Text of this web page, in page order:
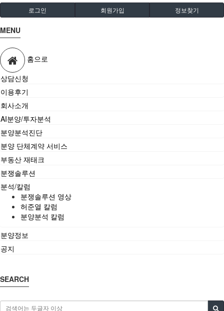
로그인 회원가입 정보찾기
MENU
홈으로
상담신청
이용후기
회사소개
AI분양/투자분석
분양분석진단
분양 단체계약 서비스
부동산 재태크
분쟁솔루션
분석/칼럼
분쟁솔루션 영상
허준열 칼럼
분양분석 칼럼
분양정보
공지
SEARCH